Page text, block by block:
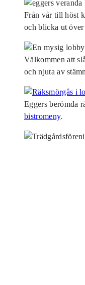
Från vår till höst
och blicka ut
Välkommen att
och njuta av
Eggers berömda
bistromeny.